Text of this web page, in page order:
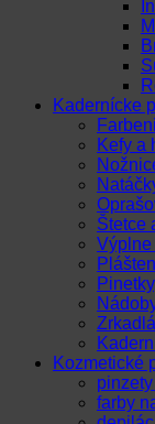
Kadernícke
Kefy a
Štetce
Výplne
Zrkadlá
Kozmetické
farby